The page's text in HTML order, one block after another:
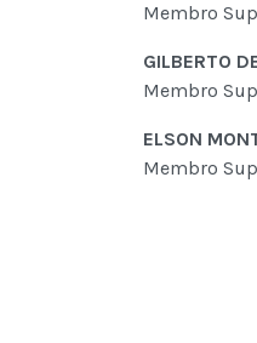
Membro
GILBERTO
Membro
ELSON
Membro